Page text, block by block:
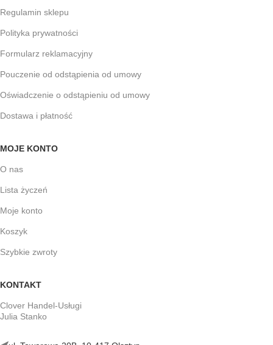
Regulamin sklepu
Polityka prywatności
Formularz reklamacyjny
Pouczenie od odstąpienia od umowy
Oświadczenie o odstąpieniu od umowy
Dostawa i płatność
MOJE KONTO
O nas
Lista życzeń
Moje konto
Koszyk
Szybkie zwroty
KONTAKT
Clover Handel-Usługi
Julia Stanko